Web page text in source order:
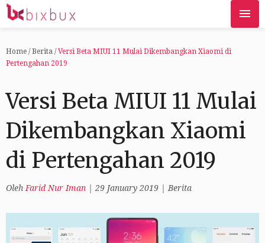
Home / Berita / Versi Beta MIUI 11 Mulai Dikembangkan Xiaomi di
Pertengahan 2019
Versi Beta MIUI 11 Mulai
Dikembangkan Xiaomi
di Pertengahan 2019
Oleh Farid Nur Iman 29 January 2019 Berita